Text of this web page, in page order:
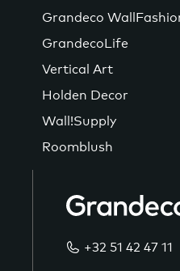
Grandeco
GrandecoLife
Vertical Art
Holden Decor
Wall!Supply
Roomblush
+32 51 42 47 11